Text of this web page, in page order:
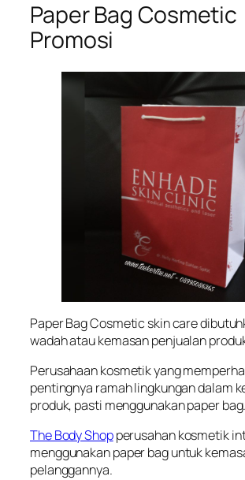
Paper Bag Cosmetic
Promosi
Paper Bag Cosmetic skin care
wadah atau kemasan penjualan
Perusahaan kosmetik yang
pentingnya ramah lingkungan dalam
produk, pasti menggunakan paper bag.
The Body Shopperusahan kosmetik
menggunakan paper bag untuk
pelanggannya.